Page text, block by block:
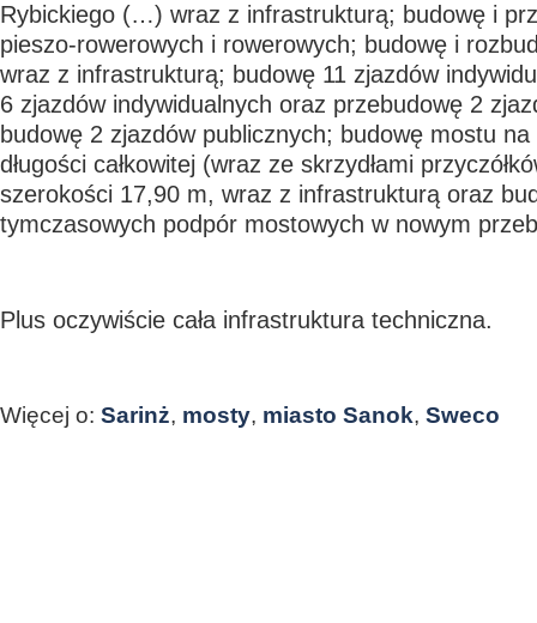
Rybickiego (…) wraz z infrastrukturą; budowę i
pieszo-rowerowych i rowerowych; budowę i
wraz z infrastrukturą; budowę 11 zjazdów
6 zjazdów indywidualnych oraz przebudowę 2
budowę 2 zjazdów publicznych; budowę mostu
długości całkowitej (wraz ze skrzydłami
szerokości 17,90 m, wraz z infrastrukturą oraz
tymczasowych podpór mostowych w nowym
Plus oczywiście cała infrastruktura techniczna.
Więcej o: Sarinż, mosty, miasto Sanok, Sweco